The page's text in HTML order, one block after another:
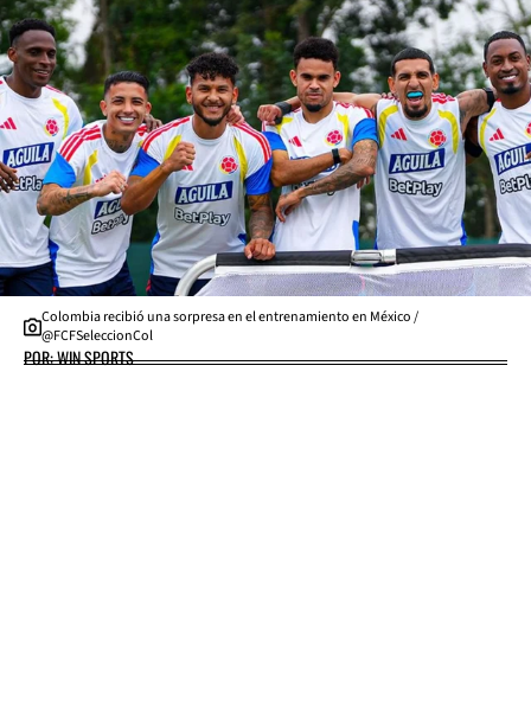
Colombia recibió una sorpresa en el entrenamiento en México /
@FCFSeleccionCol
POR: WIN SPORTS